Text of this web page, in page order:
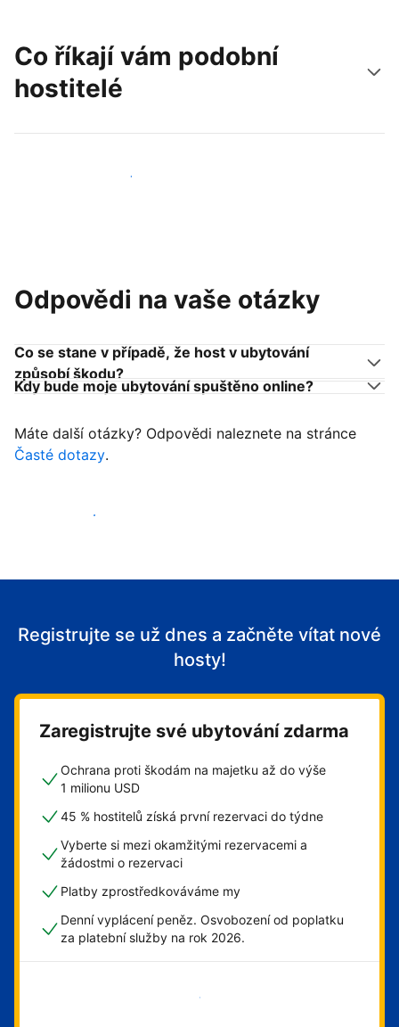
Co říkají vám podobní
hostitelé
Připojit se k dalším hostitelům
Odpovědi na vaše otázky
Co se stane v případě, že host v ubytování
způsobí škodu?
Kdy bude moje ubytování spuštěno online?
Máte další otázky? Odpovědi naleznete na stránce
Časté dotazy.
Začít přijímat hosty
Registrujte se už dnes a začněte vítat nové
hosty!
Zaregistrujte své ubytování zdarma
Ochrana proti škodám na majetku až do výše
1 milionu USD
45 % hostitelů získá první rezervaci do týdne
Vyberte si mezi okamžitými rezervacemi a
žádostmi o rezervaci
Platby zprostředkováváme my
Denní vyplácení peněz. Osvobození od poplatku
za platební služby na rok 2026.
Začít hned